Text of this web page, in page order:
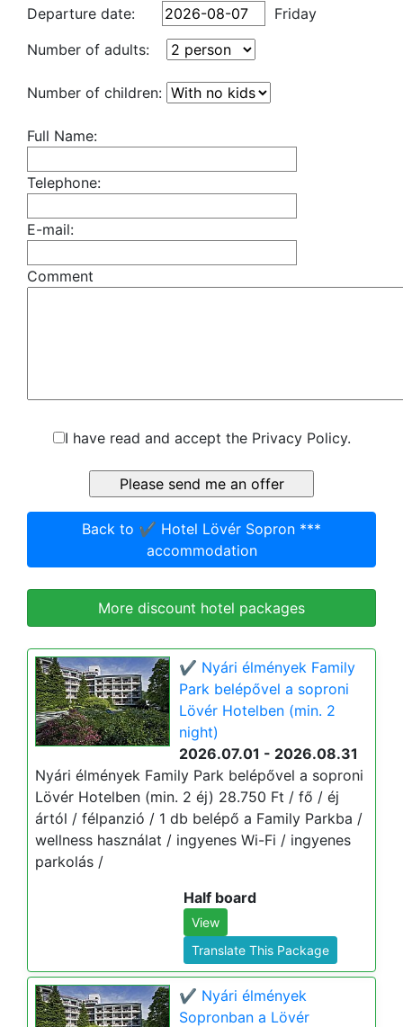
Departure date:
Friday
Number of adults:
Number of children:
Full Name:
Telephone:
E-mail:
Comment
I have read and accept the Privacy Policy.
Back to ✔️ Hotel Lövér Sopron ***
accommodation
More discount hotel packages
✔️ Nyári élmények Family
Park belépővel a soproni
Lövér Hotelben (min. 2
night)
2026.07.01 - 2026.08.31
Nyári élmények Family Park belépővel a soproni
Lövér Hotelben (min. 2 éj) 28.750 Ft / fő / éj
ártól / félpanzió / 1 db belépő a Family Parkba /
wellness használat / ingyenes Wi-Fi / ingyenes
parkolás /
Half board
View
Translate This Package
✔️ Nyári élmények
Sopronban a Lövér